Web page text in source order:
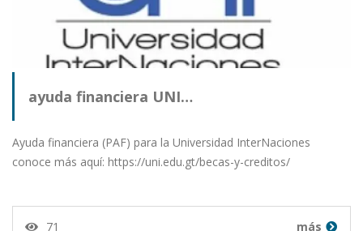
ayuda financiera UNI…
Ayuda financiera (PAF) para la Universidad InterNaciones
conoce más aquí: https://uni.edu.gt/becas-y-creditos/
71 más